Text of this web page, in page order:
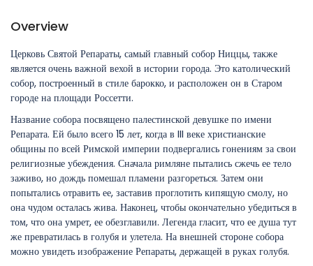
Overview
Церковь Святой Репараты, самый главный собор Ниццы, также
является очень важной вехой в истории города. Это католический
собор, построенный в стиле барокко, и расположен он в Старом
городе на площади Россетти.
Название собора посвящено палестинской девушке по имени
Репарата. Ей было всего 15 лет, когда в III веке христианские
общины по всей Римской империи подвергались гонениям за свои
религиозные убеждения. Сначала римляне пытались сжечь ее тело
заживо, но дождь помешал пламени разгореться. Затем они
попытались отравить ее, заставив проглотить кипящую смолу, но
она чудом осталась жива. Наконец, чтобы окончательно убедиться в
том, что она умрет, ее обезглавили. Легенда гласит, что ее душа тут
же превратилась в голубя и улетела. На внешней стороне собора
можно увидеть изображение Репараты, держащей в руках голубя.